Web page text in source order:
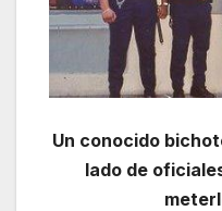
Un conocido
lado de